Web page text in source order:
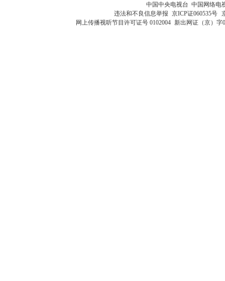
中国中央电视台 中国网络电
违法和不良信息举报 京ICP证060535号
网上传播视听节目许可证号 0102004 新出网证（京）